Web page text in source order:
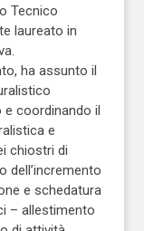
Tecnico
laureato in
ha assunto il
coordinando il
e
chiostri di
dell’incremento
e schedatura
– allestimento